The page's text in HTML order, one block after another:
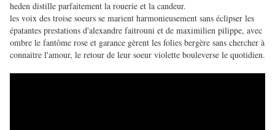
heden distille parfaitement la rouerie et la candeur.
les voix des troise soeurs se marient harmonieusement sans éclipser les
épatantes prestations d'alexandre faitrouni et de maximilien pilippe, avec
ombre le fantôme rose et garance gèrent les folies bergère sans chercher à
connaitre l'amour, le retour de leur soeur violette bouleverse le quotidien.